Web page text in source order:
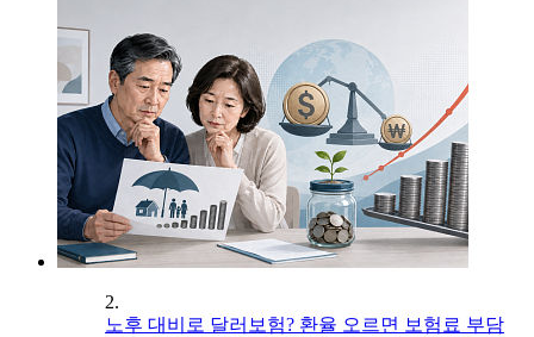
2.
노후 대비로 달러보험? 환율 오르면 보험료 부담